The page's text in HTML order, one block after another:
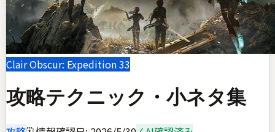
Clair Obscur: Expedition 33
攻略テクニック・小ネタ集